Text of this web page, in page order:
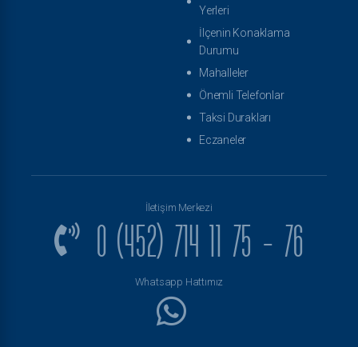
Yerleri
İlçenin Konaklama
Durumu
Mahalleler
Önemli Telefonlar
Taksi Durakları
Eczaneler
İletişim Merkezi
0 (452) 714 11 75 - 76
Whatsapp Hattımız